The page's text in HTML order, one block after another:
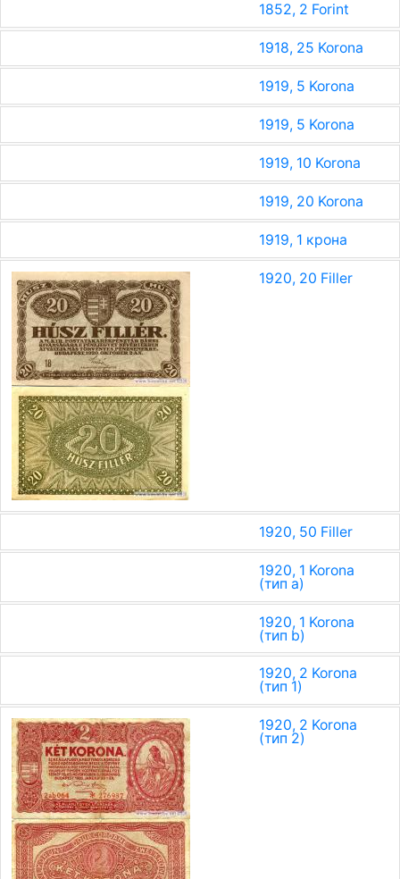
1852, 2 Forint
1918, 25 Korona
1919, 5 Korona
1919, 5 Korona
1919, 10 Korona
1919, 20 Korona
1919, 1 крона
1920, 20 Filler
1920, 50 Filler
1920, 1 Korona
(тип a)
1920, 1 Korona
(тип b)
1920, 2 Korona
(тип 1)
1920, 2 Korona
(тип 2)